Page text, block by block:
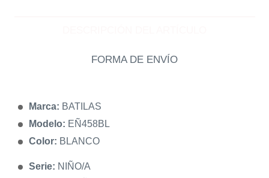
FORMA DE ENVÍO
Marca: BATILAS
Modelo: EÑ458BL
Color: BLANCO
Serie: NIÑO/A